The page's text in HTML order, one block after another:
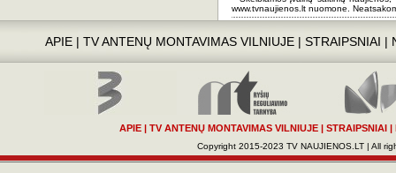
www.tvnaujienos.lt nuomone.
APIE| TV ANTENŲ MONTAVIMAS VILNIUJE| STRAIPSNIAI |
APIE | TV ANTENŲ MONTAVIMAS VILNIUJE | STRAIPSNIAI |
Copyright 2015-2023 TV NAUJIENOS.LT | All